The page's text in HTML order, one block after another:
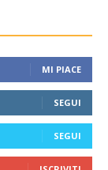
MI PIACE
SEGUI
SEGUI